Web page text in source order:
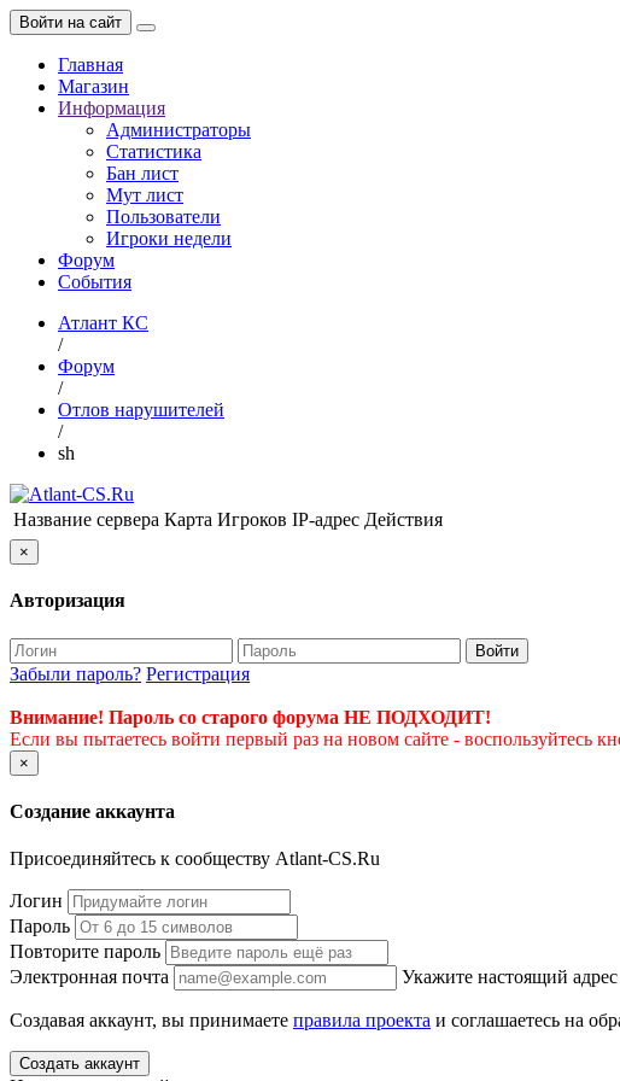
Войти на сайт
Главная
Магазин
Информация
Администраторы
Статистика
Бан лист
Мут лист
Пользователи
Игроки недели
Форум
События
Атлант КС
/
Форум
/
Отлов нарушителей
/
sh
Название сервера Карта Игроков IP-адрес Действия
×
Авторизация
Войти
Забыли пароль? Регистрация
Внимание! Пароль со старого форума НЕ ПОДХОДИТ!
Если вы пытаетесь войти первый раз на новом сайте - воспользуйтесь
×
Создание аккаунта
Присоединяйтесь к сообществу Atlant-CS.Ru
Логин
Пароль
Повторите пароль
Электронная почта
Укажите настоящий
Создавая аккаунт, вы принимаете правила проекта и соглашаетесь на
Создать аккаунт